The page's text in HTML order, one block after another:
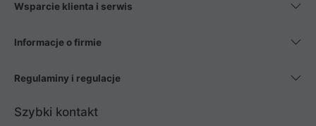
Wsparcie klienta i serwis
Informacje o firmie
Regulaminy i regulacje
Szybki kontakt